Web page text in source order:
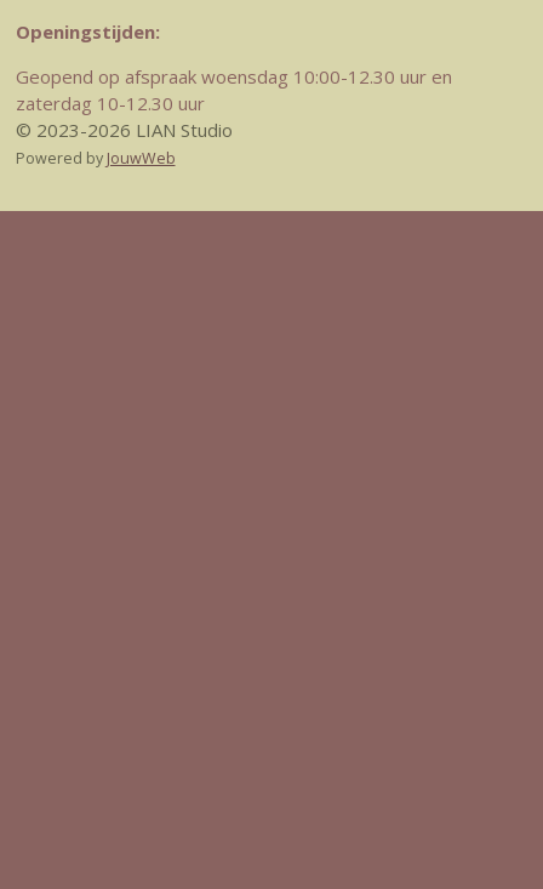
Openingstijden:
Geopend op afspraak woensdag 10:00-12.30 uur en
zaterdag 10-12.30 uur
© 2023-2026 LIAN Studio
Powered by JouwWeb